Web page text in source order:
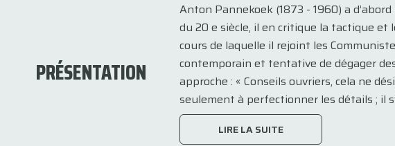
PRÉSENTATION
Anton Pannekoek (1873 - 1960) a
du 20 e siècle, il en critique la tactique et
cours de laquelle il rejoint les
contemporain et tentative de dégager
approche : « Conseils ouvriers, cela ne
seulement à perfectionner les détails ; il
LIRE LA SUITE